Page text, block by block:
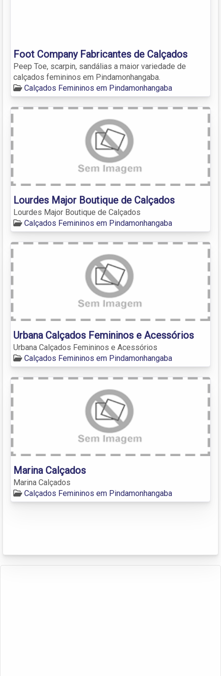
Foot Company Fabricantes de Calçados
Peep Toe, scarpin, sandálias a maior variedade de
calçados femininos em Pindamonhangaba.
Calçados Femininos em Pindamonhangaba
Lourdes Major Boutique de Calçados
Lourdes Major Boutique de Calçados
Calçados Femininos em Pindamonhangaba
Urbana Calçados Femininos e Acessórios
Urbana Calçados Femininos e Acessórios
Calçados Femininos em Pindamonhangaba
Marina Calçados
Marina Calçados
Calçados Femininos em Pindamonhangaba